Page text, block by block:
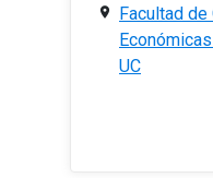
Facultad
UC